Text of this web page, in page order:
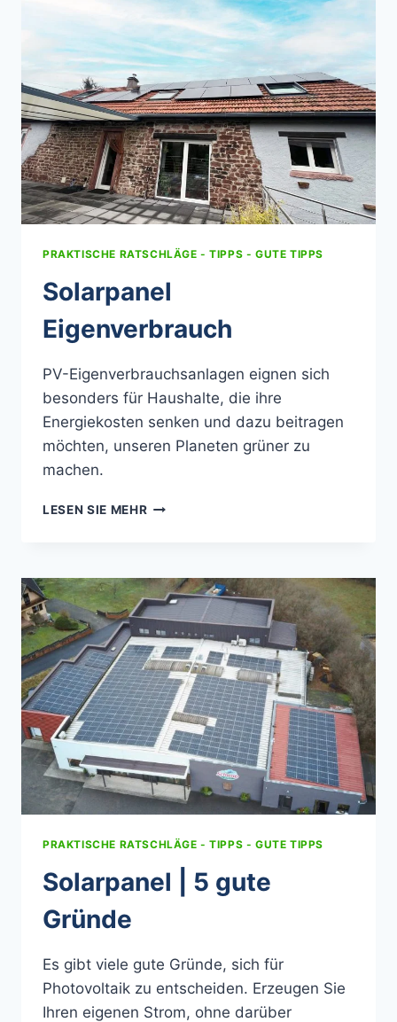
LUFT-
WÄRMEPUMPE
PRAKTISCHE RATSCHLÄGE - TIPPS - GUTE TIPPS
Solarpanel
Eigenverbrauch
PV-Eigenverbrauchsanlagen eignen sich
besonders für Haushalte, die ihre
Energiekosten senken und dazu beitragen
möchten, unseren Planeten grüner zu
machen.
LESEN SIE MEHR SOLARPANEL
PRAKTISCHE RATSCHLÄGE - TIPPS - GUTE TIPPS
Solarpanel | 5 gute
Gründe
Es gibt viele gute Gründe, sich für
Photovoltaik zu entscheiden. Erzeugen Sie
Ihren eigenen Strom, ohne darüber